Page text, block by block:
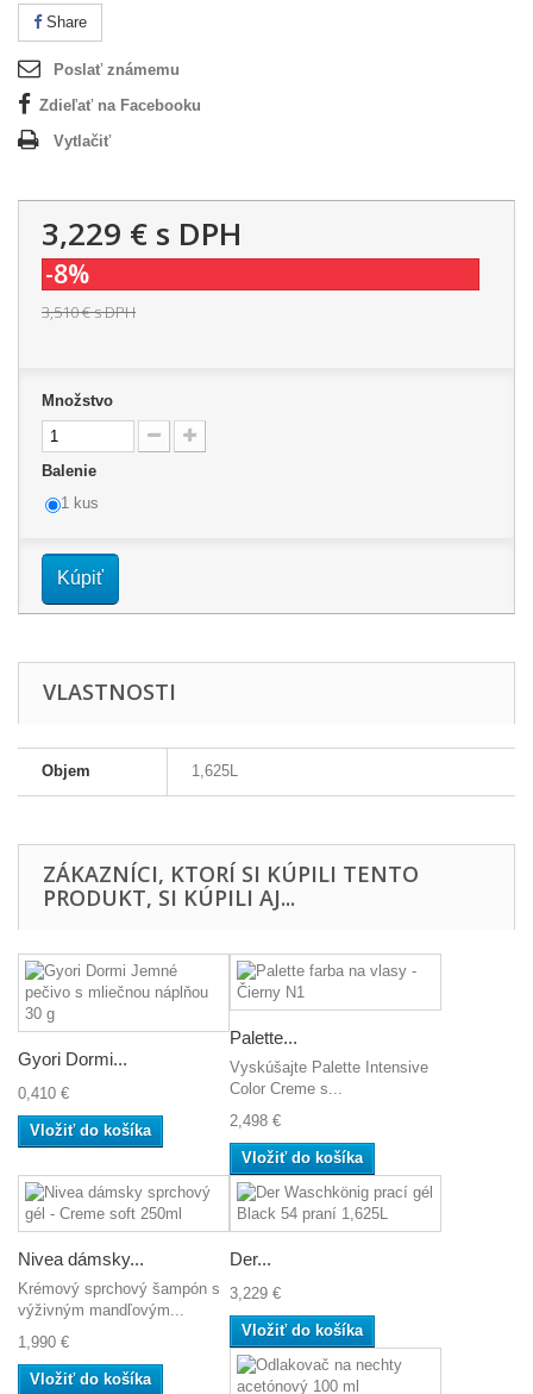
Share
Poslať známemu
Zdieľať na Facebooku
Vytlačiť
3,229 € s DPH
-8%
3,510 €s DPH
Množstvo
Balenie
1 kus
Kúpiť
VLASTNOSTI
Objem 1,625L
ZÁKAZNÍCI, KTORÍ SI KÚPILI TENTO
PRODUKT, SI KÚPILI AJ...
Gyori Dormi...
0,410 €
Vložiť do košíka
Palette...
Vyskúšajte Palette Intensive
Color Creme s...
2,498 €
Vložiť do košíka
Nivea dámsky...
Krémový sprchový šampón s
výživným mandľovým...
1,990 €
Vložiť do košíka
Der...
3,229 €
Vložiť do košíka